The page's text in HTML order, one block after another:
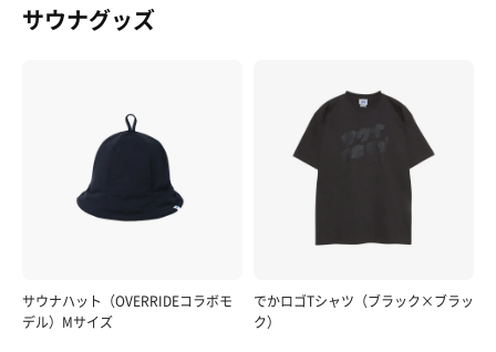
サウナグッズ
サウナハット（OVERRIDEコラボモ
デル）Mサイズ
でかロゴTシャツ（ブラック×ブラッ
ク）